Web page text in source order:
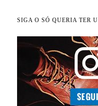
SIGA O SÓ QUERIA TER